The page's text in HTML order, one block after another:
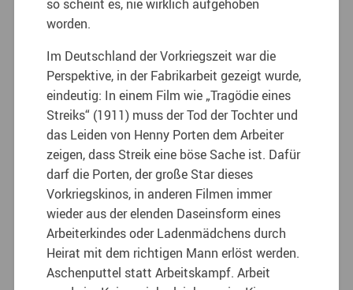
so scheint es, nie wirklich aufgehoben
worden.
Im Deutschland der Vorkriegszeit war die
Perspektive, in der Fabrikarbeit gezeigt wurde,
eindeutig: In einem Film wie „Tragödie eines
Streiks“ (1911) muss der Tod der Tochter und
das Leiden von Henny Porten dem Arbeiter
zeigen, dass Streik eine böse Sache ist. Dafür
darf die Porten, der große Star dieses
Vorkriegskinos, in anderen Filmen immer
wieder aus der elenden Daseinsform eines
Arbeiterkindes oder Ladenmädchens durch
Heirat mit dem richtigen Mann erlöst werden.
Aschenputtel statt Arbeitskampf. Arbeit